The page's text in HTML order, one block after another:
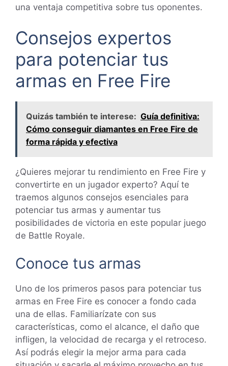
una ventaja competitiva sobre tus oponentes.
Consejos expertos
para potenciar tus
armas en Free Fire
Quizás también te interese: Guía definitiva:
Cómo conseguir diamantes en Free Fire de
forma rápida y efectiva
¿Quieres mejorar tu rendimiento en Free Fire y
convertirte en un jugador experto? Aquí te
traemos algunos consejos esenciales para
potenciar tus armas y aumentar tus
posibilidades de victoria en este popular juego
de Battle Royale.
Conoce tus armas
Uno de los primeros pasos para potenciar tus
armas en Free Fire es conocer a fondo cada
una de ellas. Familiarízate con sus
características, como el alcance, el daño que
infligen, la velocidad de recarga y el retroceso.
Así podrás elegir la mejor arma para cada